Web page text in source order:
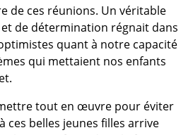
de ces réunions. Un véritable
de détermination régnait dans
quant à notre capacité
qui mettaient nos enfants
tout en œuvre pour éviter
ces belles jeunes filles arrive